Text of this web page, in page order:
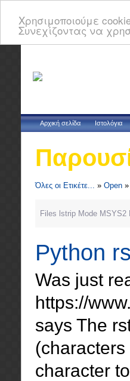
Χρησιμοποιούμε
Συνεχίζοντας να
Αρχική σελίδα Ιστολόγια
Όλες οι Ετικέτε... » Open »
Files lstrip Mode MSYS2
Python
Was just
https://
says The
character